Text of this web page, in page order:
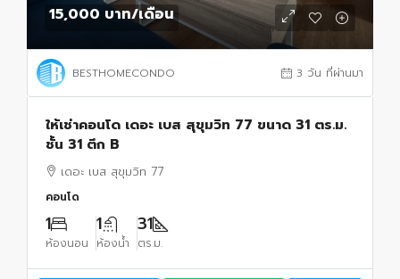
15,000 บาท/เดือน
BESTHOMECONDO 3 วัน ที่ผ่านมา
ให้เช่าคอนโด เดอะ เบส สุขุมวิท 77 ขนาด 31 ตร.ม.
ชั้น 31 ตึก B
เดอะ เบส สุขุมวิท 77
คอนโด
1
ห้องนอน
1
ห้องน้ำ
31
ตร.ม.